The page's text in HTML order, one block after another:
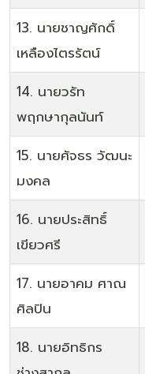
13. นายชาญศักดิ์
เหลืองไตรรัตน์
14. นายวรัท
พฤกษากุลนันท์
15. นายศัจธร วัฒนะ
มงคล
16. นายประสิทธิ์
เขียวศรี
17. นายอาคม ศาณ
ศิลปิน
18. นายอิทธิกร